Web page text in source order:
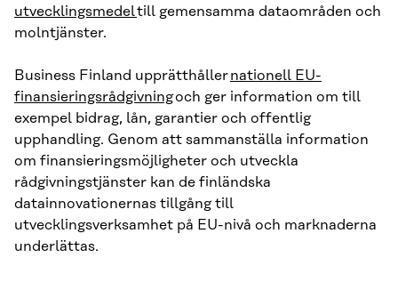
utvecklingsmedeltill gemensamma dataområden och
molntjänster.
Business Finland upprätthållernationell EU-
finansieringsrådgivningoch ger information om till
exempel bidrag, lån, garantier och offentlig
upphandling. Genom att sammanställa information
om finansieringsmöjligheter och utveckla
rådgivningstjänster kan de finländska
datainnovationernas tillgång till
utvecklingsverksamhet på EU-nivå och marknaderna
underlättas.